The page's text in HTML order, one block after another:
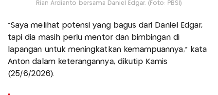
Rian Ardianto bersama Daniel Edgar. (Foto: PBSI)
"Saya melihat potensi yang bagus dari Daniel Edgar,
tapi dia masih perlu mentor dan bimbingan di
lapangan untuk meningkatkan kemampuannya," kata
Anton dalam keterangannya, dikutip Kamis
(25/6/2026).